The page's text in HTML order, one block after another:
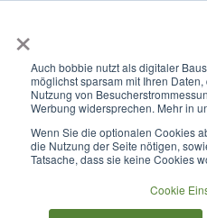
×
Auch bobbie nutzt als digitaler
möglichst sparsam mit Ihren
Nutzung von
Werbung widersprechen. Mehr in
Wenn Sie die optionalen Cookies
die Nutzung der Seite nötigen,
Tatsache, dass sie keine Cookies
Cookie
PE-100
140x10,3mm
12.5 Stange 12